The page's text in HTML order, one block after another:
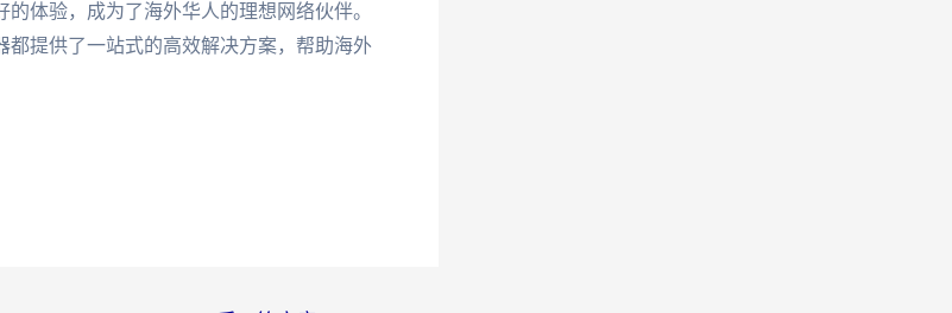
体验，成为了海外华人的理想网络伙伴。
提供了一站式的高效解决方案，帮助海外